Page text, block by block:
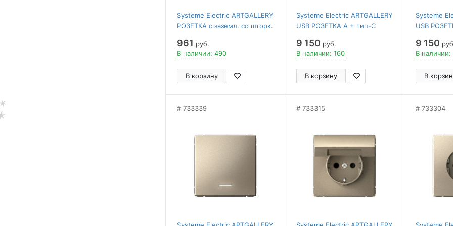
Systeme Electric ARTGALLERY
РОЗЕТКА с заземл. со шторк.
механизм, ШАМПАНЬ
961 руб.
В наличии: 490
В корзину
Systeme Electric ARTGALLERY
USB РОЗЕТКА A + тип-C
PD, механизм, ШАМПАНЬ
9 150 руб.
В наличии: 160
В корзину
Systeme
USB
9 150
В наличии:
В
733339 733315 733304